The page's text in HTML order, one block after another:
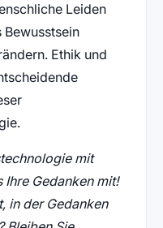
Leiden
Bewusstsein
Ethik und
mit
Ihre Gedanken mit!
in der Gedanken